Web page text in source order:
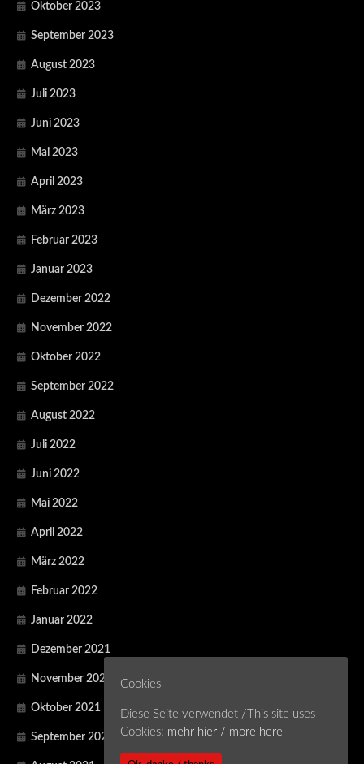
Oktober 2023
September 2023
August 2023
Juli 2023
Juni 2023
Mai 2023
April 2023
März 2023
Februar 2023
Januar 2023
Dezember 2022
November 2022
Oktober 2022
September 2022
August 2022
Juli 2022
Juni 2022
Mai 2022
April 2022
März 2022
Februar 2022
Januar 2022
Dezember 2021
November 2021
Oktober 2021
September 2021
Cookies
Diese Seite verwendet /This site uses
Cookies: mehr hier / more here